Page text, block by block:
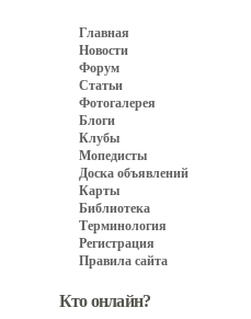
Главная
Новости
Форум
Статьи
Фотогалерея
Блоги
Клубы
Мопедисты
Доска объявлений
Карты
Библиотека
Терминология
Регистрация
Правила сайта
Кто онлайн?